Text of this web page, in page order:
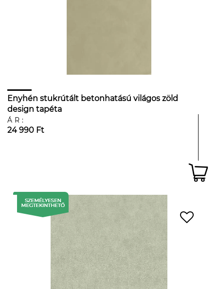
Enyhén stukrútált betonhatású világos zöld
design tapéta
ÁR:
24 990 Ft